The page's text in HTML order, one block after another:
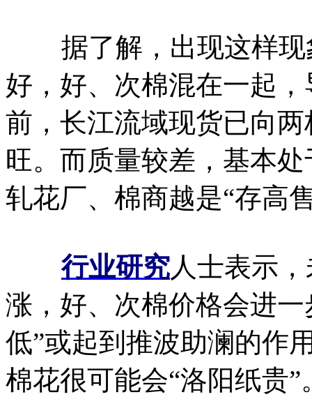
据了解，出现这样现
好，好、次棉混在一起
前，长江流域现货已向
旺。而质量较差，基本
轧花厂、棉商越是“存高
行业研究人士表示
涨，好、次棉价格会进
低”或起到推波助澜的作
棉花很可能会“洛阳纸贵”